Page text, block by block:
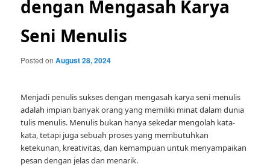
dengan Mengasah Karya
Seni Menulis
Posted onAugust 28, 2024
Menjadi penulis sukses dengan mengasah karya seni menulis
adalah impian banyak orang yang memiliki minat dalam dunia
tulis menulis. Menulis bukan hanya sekedar mengolah kata-
kata, tetapi juga sebuah proses yang membutuhkan
ketekunan, kreativitas, dan kemampuan untuk menyampaikan
pesan dengan jelas dan menarik.